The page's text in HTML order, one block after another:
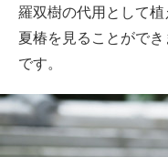
羅双樹の代用として
夏椿を見ることがで
です。